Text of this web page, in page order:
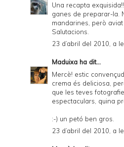
Una recapta
ganes de preparar-la.
mandarines, però
Salutacions.
23 d’abril del 2010, a
Maduixa ha dit...
Mercè! estic
crema és deliciosa,
que les teves
espectaculars, quina
:-) un petó ben gros.
23 d’abril del 2010, a